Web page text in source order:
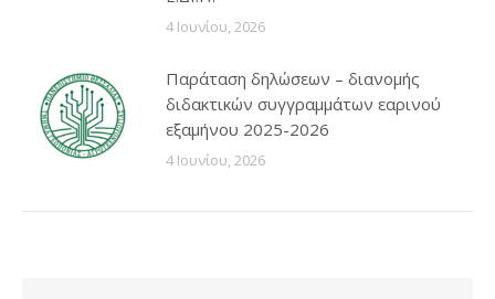
4 Ιουνίου, 2026
Παράταση δηλώσεων – διανομής
διδακτικών συγγραμμάτων εαρινού
εξαμήνου 2025-2026
4 Ιουνίου, 2026